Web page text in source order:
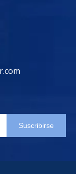
Suscribirse